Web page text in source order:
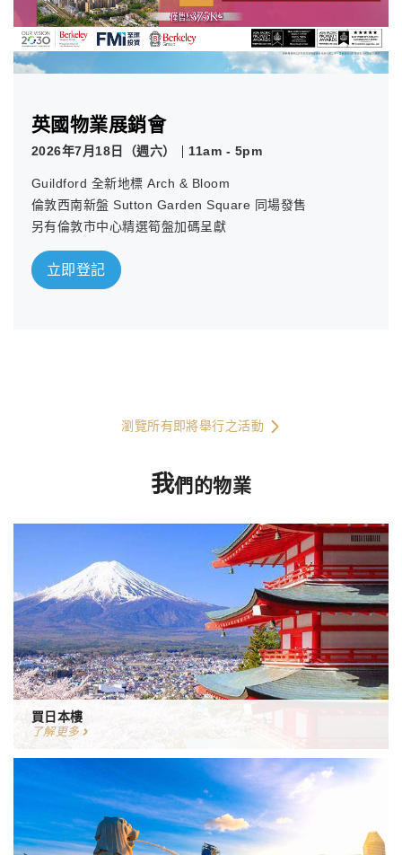
英國物業展銷會
2026年7月18日（週六） 11am - 5pm
Guildford 全新地標 Arch & Bloom
倫敦西南新盤 Sutton Garden Square 同場發售
另有倫敦市中心精選筍盤加碼呈獻
立即登記
瀏覽所有即將舉行之活動
我們的物業
買日本樓
了解更多